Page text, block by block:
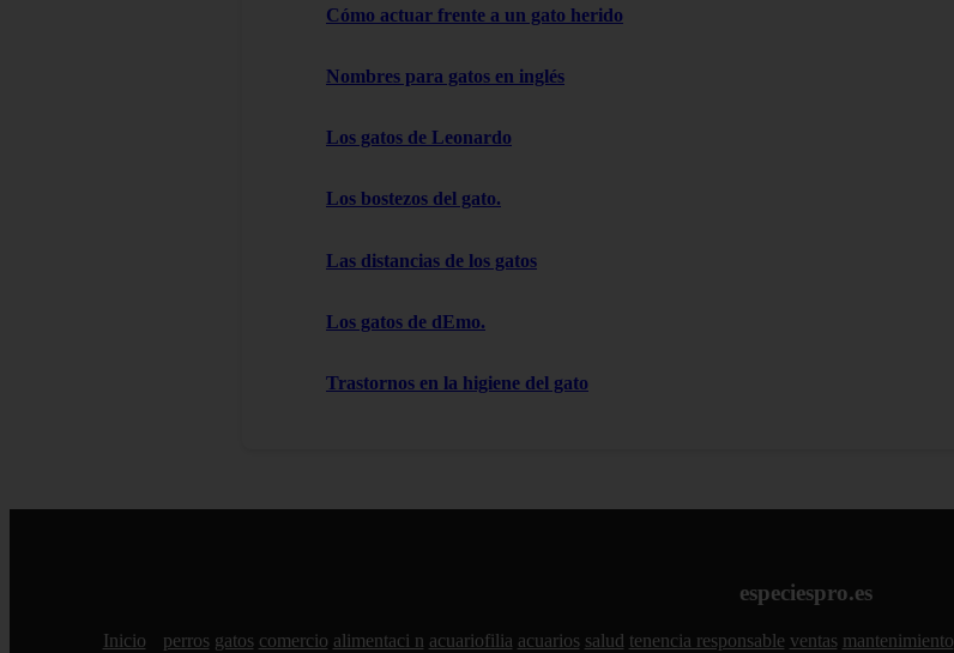
Cómo actuar frente a un gato herido
Nombres para gatos en inglés
Los gatos de Leonardo
Los bostezos del gato.
Las distancias de los gatos
Los gatos de dEmo.
Trastornos en la higiene del gato
especiespro.es
Inicio perros gatos comercio alimentaci n acuariofilia acuarios salud tenencia responsable ventas mantenimiento